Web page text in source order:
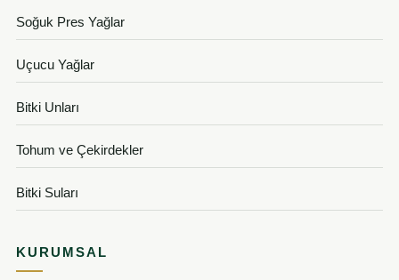
Soğuk Pres Yağlar
Uçucu Yağlar
Bitki Unları
Tohum ve Çekirdekler
Bitki Suları
KURUMSAL